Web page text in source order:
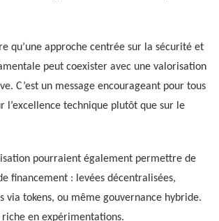
qu’une approche centrée sur la sécurité et
peut coexister avec une valorisation
C’est un message encourageant pour tous
l’excellence technique plutôt que sur le
pourraient également permettre de
financement : levées décentralisées,
via tokens, ou même gouvernance hybride.
riche en expérimentations.